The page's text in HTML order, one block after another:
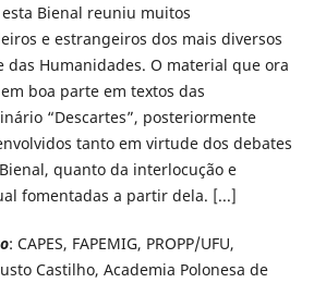
Bienal reuniu muitos
e estrangeiros dos mais diversos
das Humanidades. O material que ora
boa parte em textos das
“Descartes”, posteriormente
tanto em virtude dos debates
quanto da interlocução e
fomentadas a partir dela. [...]
: CAPES, FAPEMIG, PROPP/UFU,
Castilho, Academia Polonesa de